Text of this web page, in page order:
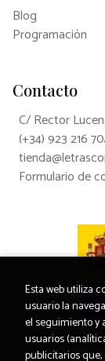
Blog
Programación
Contacto
C/ Rector
(+34) 923 216
Formulario de
Esta web utiliza
usuario la
el seguimiento y
usuarios
publicitarios